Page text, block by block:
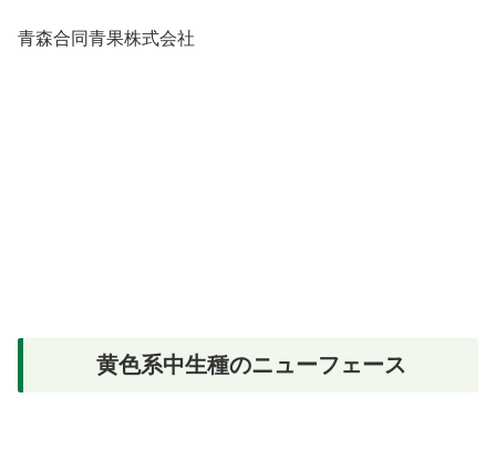
青森合同青果株式会社
黄色系中生種のニューフェース